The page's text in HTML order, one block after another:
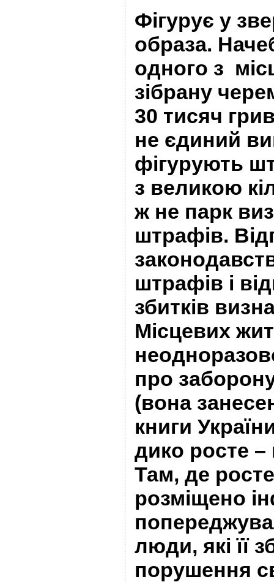
Фігурує у
образа.
одного з
зібрану
30 тисяч
не єдиний
фігурують
з великою
ж не парк
штрафів.
штрафів і
збитків
Місцевих
про
(вона
книги
дико росте –
Там, де
розміщено
люди, які її
порушення